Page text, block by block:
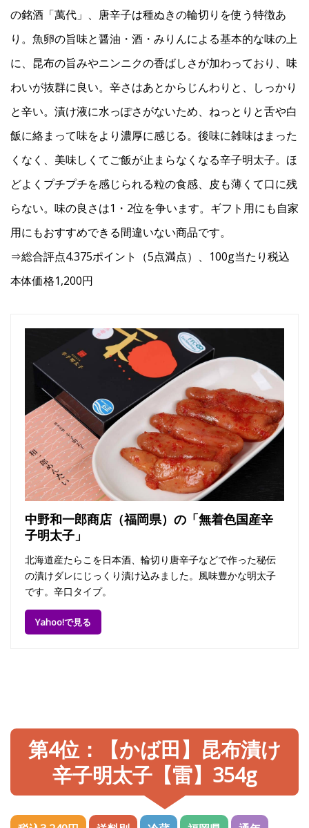
の銘酒「萬代」、唐辛子は種ぬきの輪切りを使う特徴あ
り。魚卵の旨味と醤油・酒・みりんによる基本的な味の上
に、昆布の旨みやニンニクの香ばしさが加わっており、味
わいが抜群に良い。辛さはあとからじんわりと、しっかり
と辛い。漬け液に水っぽさがないため、ねっとりと舌や白
飯に絡まって味をより濃厚に感じる。後味に雑味はまった
くなく、美味しくてご飯が止まらなくなる辛子明太子。ほ
どよくプチプチを感じられる粒の食感、皮も薄くて口に残
らない。味の良さは1・2位を争います。ギフト用にも自家
用にもおすすめできる間違いない商品です。
⇒総合評点4.375ポイント（5点満点）、100g当たり税込
本体価格1,200円
中野和一郎商店（福岡県）の「無着色国産辛
子明太子」
北海道産たらこを日本酒、輪切り唐辛子などで作った秘伝
の漬けダレにじっくり漬け込みました。風味豊かな明太子
です。辛口タイプ。
Yahoo!で見る
第4位：【かば田】昆布漬け
辛子明太子【雷】354g